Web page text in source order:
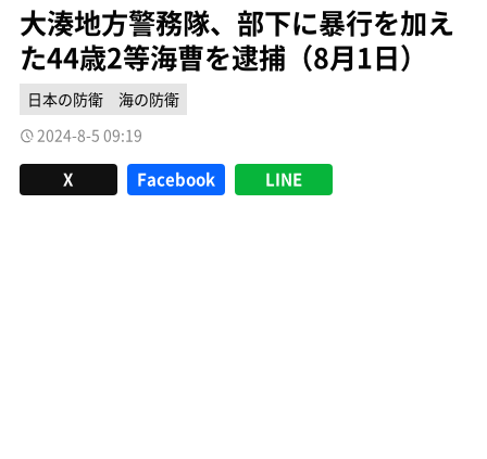
大湊地方警務隊、部下に暴行を加え
た44歳2等海曹を逮捕（8月1日）
日本の防衛
海の防衛
2024-8-5 09:19
X Facebook LINE